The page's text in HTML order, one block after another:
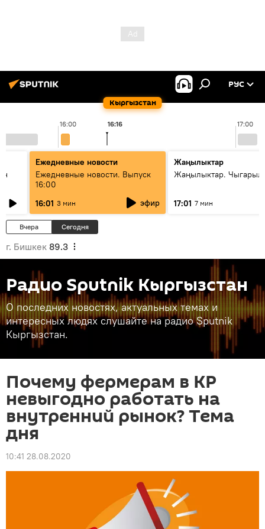
Кыргызстан
РУС
16:00 17:00
16:16
Ежедневные новости
Ежедневные новости. Выпуск
16:00
16:01 3 мин эфир
Жаңылыктар
Жаңылыктар.
17:01 7 мин
Вчера Сегодня
г. Бишкек 89.3
Радио Sputnik Кыргызстан
О последних новостях, актуальных темах и
интересных людях слушайте на радио Sputnik
Кыргызстан.
Почему фермерам в КР
невыгодно работать на
внутренний рынок? Тема
дня
10:41 28.08.2020